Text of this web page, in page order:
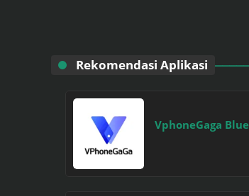
Rekomendasi Aplikasi
VphoneGaga Blue